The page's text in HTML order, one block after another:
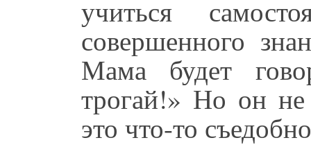
учиться
совершенного
Мама будет
трогай!» Но он не
это что-то